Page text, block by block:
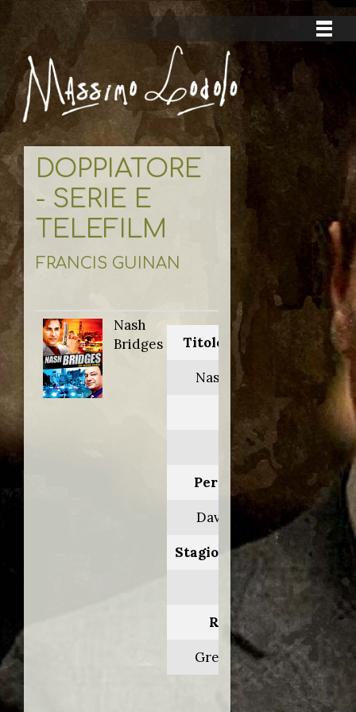
DOPPIATORE
- SERIE E
TELEFILM
FRANCIS GUINAN
Nash
Bridges
Titolo originale:
Nash Bridges
1997
Personaggio:
David Wilkes
Stagione.Episodio:
2.20
Regia di:
Greg Beeman